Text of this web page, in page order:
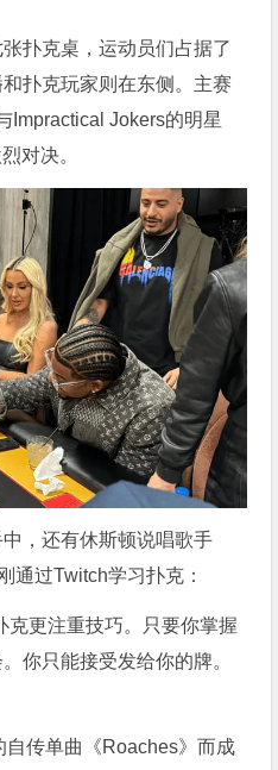
扑克桌，运动员们占据了
扑克玩家则在东侧。主赛
Impractical Jokers的明星
对决。
，还有休斯顿说唱歌手
通过Twitch学习扑克：
克更注重技巧。只要你掌握
你只能接受发给你的牌。
自传单曲《Roaches》而成